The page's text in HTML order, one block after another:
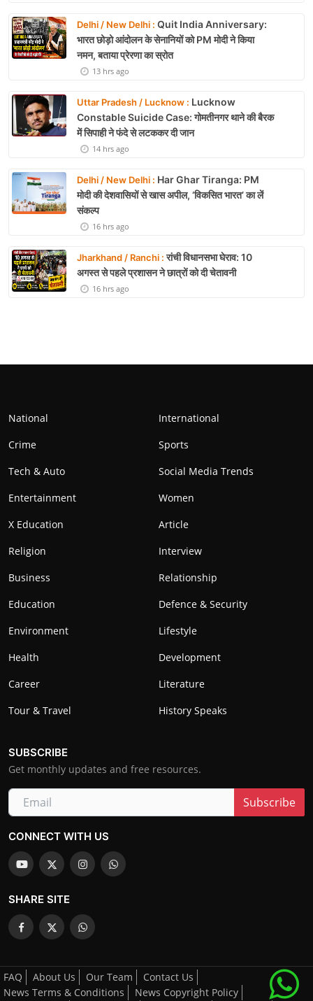
Delhi / New Delhi : Quit India Anniversary:
भारत छोड़ो आंदोलन के सेनानियों को PM मोदी ने किया
नमन, बताया प्रेरणा का स्रोत
13 hrs ago
Uttar Pradesh / Lucknow : Lucknow
Constable Suicide Case: गोमतीनगर थाने की बैरक
में सिपाही ने फंदे से लटककर दी जान
14 hrs ago
Delhi / New Delhi : Har Ghar Tiranga: PM
मोदी की देशवासियों से खास अपील, ‘विकसित भारत’ का लें
संकल्प
16 hrs ago
Jharkhand / Ranchi :रांची विधानसभा घेराव: 10
अगस्त से पहले प्रशासन ने छात्रों को दी चेतावनी
16 hrs ago
National
International
Crime
Sports
Tech & Auto
Social Media Trends
Entertainment
Women
X Education
Article
Religion
Interview
Business
Relationship
Education
Defence & Security
Environment
Lifestyle
Health
Development
Career
Literature
Tour & Travel
History Speaks
SUBSCRIBE
Get monthly updates and free resources.
Subscribe
CONNECT WITH US
SHARE SITE
FAQ About Us Our Team
Contact Us
News Terms & Conditions
News Copyright Policy